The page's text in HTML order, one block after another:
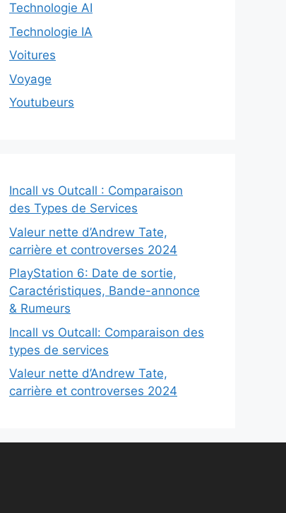
Technologie AI
Technologie IA
Voitures
Voyage
Youtubeurs
Incall vs Outcall : Comparaison
des Types de Services
Valeur nette d’Andrew Tate,
carrière et controverses 2024
PlayStation 6: Date de sortie,
Caractéristiques, Bande-annonce
& Rumeurs
Incall vs Outcall: Comparaison des
types de services
Valeur nette d’Andrew Tate,
carrière et controverses 2024